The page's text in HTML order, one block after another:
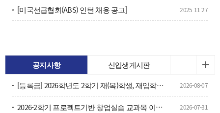
[미국선급협회(ABS) 인턴 채용 공고] 2025-11-27
공지사항
신입생게시판
[등록금] 2026학년도 2학기 재(복)학생, 재입학생 등 등록금 납부 안내
2026-08-07
2026-2학기 프로젝트기반 창업실습 교과목 이수구분변경 신청 안내 2026-07-31